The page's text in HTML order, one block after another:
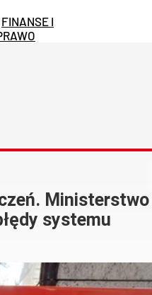
FINANSE I
Ministerstwo
systemu